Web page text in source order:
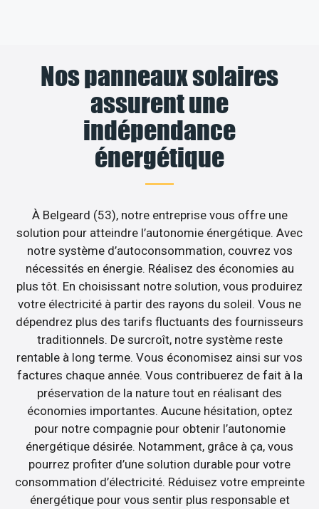
Nos panneaux solaires
assurent une
indépendance
énergétique
À Belgeard (53), notre entreprise vous offre une
solution pour atteindre l’autonomie énergétique. Avec
notre système d’autoconsommation, couvrez vos
nécessités en énergie. Réalisez des économies au
plus tôt. En choisissant notre solution, vous produirez
votre électricité à partir des rayons du soleil. Vous ne
dépendrez plus des tarifs fluctuants des fournisseurs
traditionnels. De surcroît, notre système reste
rentable à long terme. Vous économisez ainsi sur vos
factures chaque année. Vous contribuerez de fait à la
préservation de la nature tout en réalisant des
économies importantes. Aucune hésitation, optez
pour notre compagnie pour obtenir l’autonomie
énergétique désirée. Notamment, grâce à ça, vous
pourrez profiter d’une solution durable pour votre
consommation d’électricité. Réduisez votre empreinte
énergétique pour vous sentir plus responsable et